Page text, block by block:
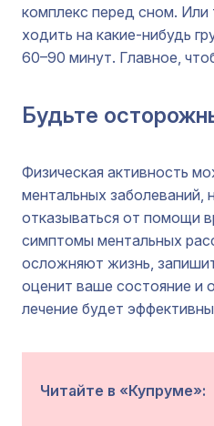
комплекс перед сном.
ходить на какие-нибудь
60–90 минут. Главное,
Будьте
Физическая активность
ментальных заболеваний,
отказываться от помощи
симптомы ментальных
осложняют жизнь,
оценит ваше состояние и
лечение будет
Читайте в «Купруме»: